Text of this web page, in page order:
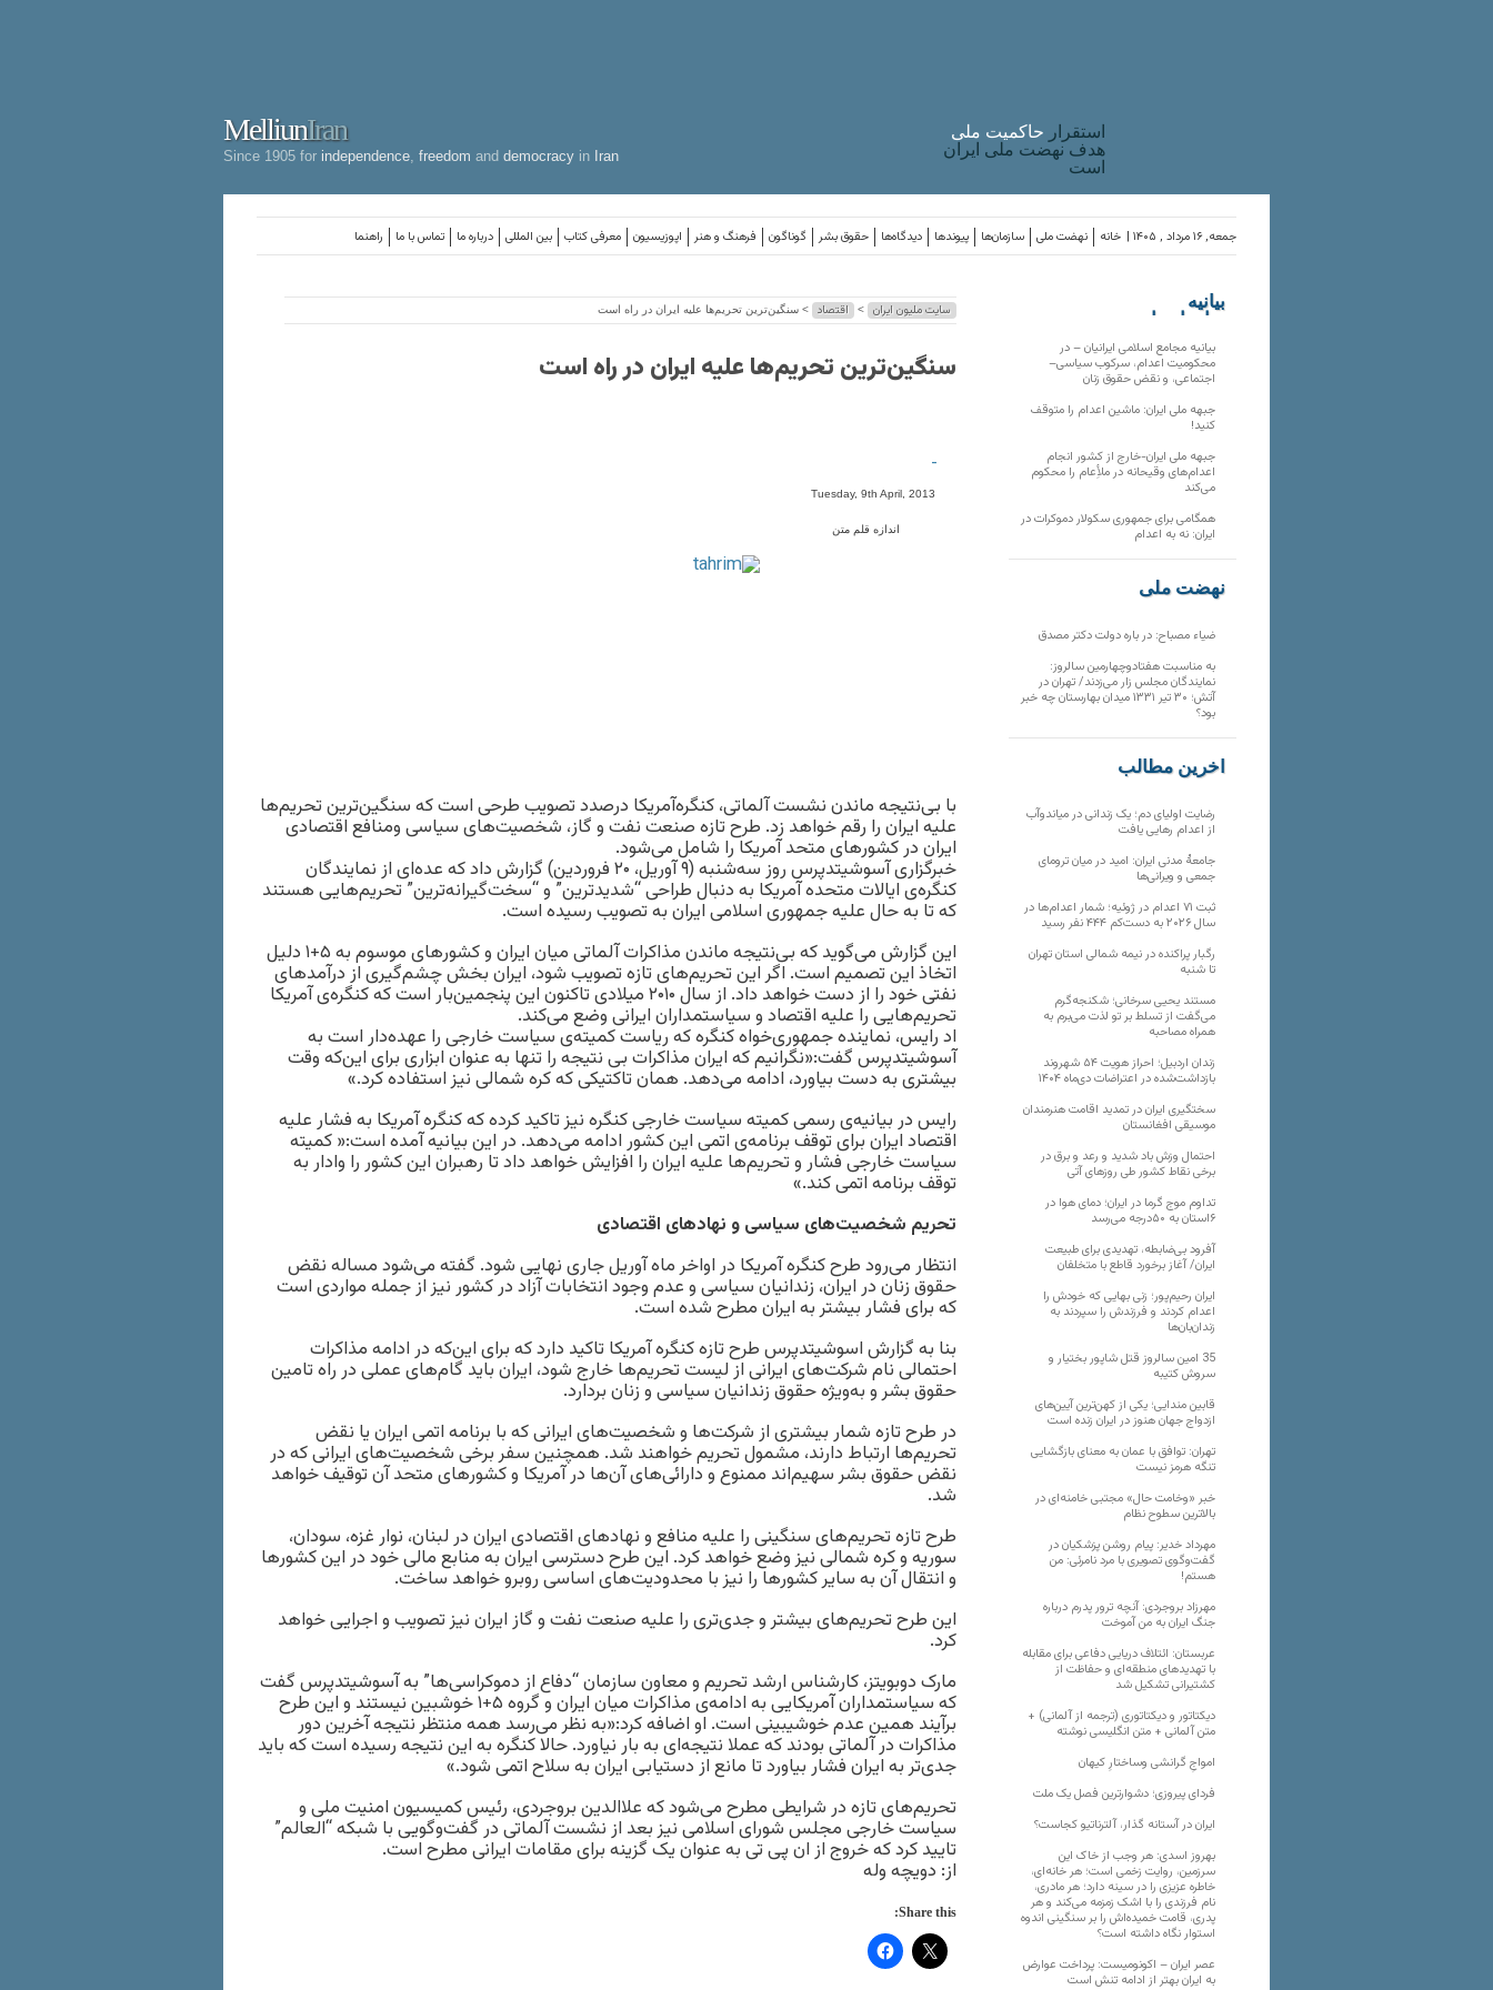
MelliunIran
Since 1905 for independence freedom and democracy in Iran
استقرار حاکميت ملی
هدف نهضت ملی ایران
است
راهنما تماس با ما درباره ما بین المللی معرفی کتاب اپوزیسیون فرهنگ و هنر گوناگون حقوق بشر دیدگاه‌ها پیوندها سازمان‌ها نهضت ملی خانه جمعه, ۱۶ مرداد , ۱۴۰۵ |
سایت ملیون ایران > اقتصاد > سنگین‌ترین تحریم‌ها علیه ایران در راه است
سنگین‌ترین تحریم‌ها علیه ایران در راه است
-
Tuesday, 9th April, 2013
اندازه قلم متن
با بی‌نتیجه ماندن نشست آلماتی، کنگره‌آمریکا درصدد تصویب طرحی است که سنگین‌ترین تحریم‌ها
علیه ایران را رقم خواهد زد. طرح تازه صنعت نفت و گاز، شخصیت‌های سیاسی ومنافع اقتصادی
ایران در کشورهای متحد آمریکا را شامل می‌شود.
خبرگزاری آسوشیتدپرس روز سه‌شنبه (۹ آوریل، ۲۰ فروردین) گزارش داد که عده‌ای از نمایندگان
کنگره‌ی ایالات متحده آمریکا به دنبال طراحی “شدیدترین” و “سخت‌گیرانه‌ترین” تحریم‌هایی هستند
که تا به حال علیه جمهوری اسلامی ایران به تصویب رسیده است.
این گزارش می‌گوید که بی‌نتیجه ماندن مذاکرات آلماتی میان ایران و کشورهای موسوم به ۵+۱ دلیل
اتخاذ این تصمیم است. اگر این تحریم‌های تازه تصویب شود، ایران بخش چشم‌گیری از درآمدهای
نفتی خود را از دست خواهد داد. از سال ۲۰۱۰ میلادی تاکنون این پنجمین‌بار است که کنگره‌ی آمریکا
تحریم‌هایی را علیه اقتصاد و سیاستمداران ایرانی وضع می‌کند.
اد رایس، نماینده جمهوری‌خواه کنگره که ریاست کمیته‌ی سیاست خارجی را عهده‌دار است به
آسوشیتدپرس گفت:«نگرانیم که ایران مذاکرات بی نتیجه‌ را تنها به عنوان ابزاری برای این‌که وقت
بیشتری به دست بیاورد، ادامه می‌دهد. همان تاکتیکی که کره شمالی نیز استفاده کرد.»
رایس در بیانیه‌ی رسمی کمیته سیاست خارجی کنگره نیز تاکید کرده که کنگره آمریکا به فشار علیه
اقتصاد ایران برای توقف برنامه‌ی اتمی این کشور ادامه می‌دهد. در این بیانیه آمده است:« کمیته
سیاست خارجی فشار و تحریم‌ها علیه ایران را افزایش خواهد داد تا رهبران این کشور را وادار به
توقف برنامه اتمی کند.»
تحریم شخصیت‌های سیاسی و نهادهای اقتصادی
انتظار می‌رود طرح کنگره آمریکا در اواخر ماه آوریل جاری نهایی شود. گفته می‌شود مساله نقض
حقوق زنان در ایران، زندانیان سیاسی و عدم وجود انتخابات آزاد در کشور نیز از جمله مواردی است
که برای فشار بیشتر به ایران مطرح شده است.
بنا به گزارش اسوشیتدپرس طرح تازه کنگره آمریکا تاکید دارد که برای این‌که در ادامه مذاکرات
احتمالی نام شرکت‌های ایرانی از لیست تحریم‌ها خارج شود، ایران باید گام‌های عملی در راه تامین
حقوق بشر و به‌ویژه حقوق زندانیان سیاسی و زنان بردارد.
در طرح تازه شمار بیشتری از شرکت‌ها و شخصیت‌های ایرانی که با برنامه اتمی ایران یا نقض
تحریم‌ها ارتباط دارند، مشمول تحریم خواهند شد. همچنین سفر برخی شخصیت‌های ایرانی که در
نقض حقوق بشر سهیم‌اند ممنوع و دارائی‌های آن‌ها در آمریکا و کشورهای متحد آن توقیف خواهد
شد.
طرح تازه تحریم‌های سنگینی را علیه منافع و نهادهای اقتصادی ایران در لبنان، نوار غزه، سودان،
سوریه و کره شمالی نیز وضع خواهد کرد. این طرح دسترسی ایران به منابع مالی خود در این کشورها
و انتقال آن به سایر کشورها را نیز با محدودیت‌های اساسی روبرو خواهد ساخت.
این طرح تحریم‌های بیشتر و جدی‌تری را علیه صنعت نفت و گاز ایران نیز تصویب و اجرایی خواهد
کرد.
مارک دوبویتز، کارشناس ارشد تحریم و معاون سازمان “دفاع از دموکراسی‌ها” به آسوشیتدپرس گفت
که سیاستمداران آمریکایی به ادامه‌ی مذاکرات میان ایران و گروه ۵+۱ خوشبین نیستند و این طرح
برآیند همین عدم خوشیبینی است. او اضافه کرد:«به نظر می‌رسد همه منتظر نتیجه آخرین دور
مذاکرات در آلماتی بودند که عملا نتیجه‌ای به بار نیاورد. حالا کنگره به این نتیجه رسیده است که باید
جدی‌تر به ایران فشار بیاورد تا مانع از دستیابی ایران به سلاح اتمی شود.»
تحریم‌های تازه در شرایطی مطرح می‌شود که علاالدین بروجردی، رئیس کمیسیون امنیت ملی و
سیاست خارجی مجلس شورای اسلامی نیز بعد از نشست آلماتی در گفت‌وگویی با شبکه “العالم”
تایید کرد که خروج از ان پی تی به عنوان یک گزینه برای مقامات ایرانی مطرح است.
از: دويچه وله
Share this:
بیانیه
سازمان‌های
بیانیه مجامع اسلامی ایرانیان – در
محکومیت اعدام، سرکوب سیاسی–
اجتماعی، و نقض حقوق زنان
جبهه ملی ایران: ماشین اعدام را متوقف
کنید!
جبهه ملی ایران-خارج از کشور انجام
اعدام‌های وقیحانه در ملأِعام را محکوم
می‌کند
همگامی برای جمهوری سکولار دموکرات در
ایران: نه به اعدام
نهضت ملی
ضیاء مصباح: در باره دولت دکتر مصدق
به مناسبت هفتادوچهارمین سالروز:
نمایندگان مجلس زار می‌زدند/ تهران در
آتش؛ ۳۰ تیر ۱۳۳۱ میدان بهارستان چه خبر
بود؟
آخرین مطالب
رضایت اولیای دم؛ یک زندانی در میاندوآب
از اعدام رهایی یافت
جامعهٔ مدنی ایران: امید در میان ترومای
جمعی و ویرانی‌ها
ثبت ۷۱ اعدام در ژوئیه؛ شمار اعدام‌ها در
سال ۲۰۲۶ به دست‌کم ۴۴۴ نفر رسید
رگبار پراکنده در نیمه شمالی استان تهران
تا شنبه
مستند یحیی سرخانی؛ شکنجه‌گرم
می‌گفت از تسلط بر تو لذت می‌برم به
همراه مصاحبه
زندان اردبیل؛ احراز هویت ۵۴ شهروند
بازداشت‌شده در اعتراضات دی‌ماه ۱۴۰۴
سختگیری ایران در تمدید اقامت هنرمندان
موسیقی افغانستان
احتمال وزش باد شدید و رعد و برق در
برخی نقاط کشور طی روزهای آتی
تداوم موج گرما در ایران؛ دمای هوا در
۶استان به ۵۰درجه می‌رسد
آفرود بی‌ضابطه، تهدیدی برای طبیعت
ایران/ آغاز برخورد قاطع با متخلفان
ایران رحیم‌پور؛ زنی بهایی که خودش را
اعدام کردند و فرزندش را سپردند به
زندان‌بان‌ها
35 امین سالروز قتل شاپور بختیار و
سروش کتیبه
قابین مندایی؛ یکی از کهن‌ترین آیین‌های
ازدواج جهان هنوز در ایران زنده است
تهران: توافق با عمان به معنای بازگشایی
تنگه هرمز نیست
خبر «وخامت حال» مجتبی خامنه‌ای در
بالاترین سطوح نظام
مهرداد خدیر: پیام روشن پزشکیان در
گفت‌و‌گوی تصویری با مرد نامرئی: من
هستم!
مهرزاد بروجردی: آنچه ترور پدرم درباره
جنگ ایران به من آموخت
عربستان: ائتلاف دریایی دفاعی برای مقابله
با تهدیدهای منطقه‌ای و حفاظت از
کشتیرانی تشکیل شد
دیکتاتور و دیکتاتوری (ترجمه از آلمانی) +
متن آلمانی + متن انگلیسی نوشته
‌امواجِ گرانشی وساختارِ کیهان
فردای پیروزی؛ دشوارترین فصل یک ملت
ایران در آستانه گذار، آلترناتیو کجاست؟
بهروز اسدی: هر وجب از خاک‌ این
سرزمین، روایت زخمی است؛ هر خانه‌ای،
خاطره عزیزی را در سینه دارد؛ هر مادری،
نام فرزندی را با اشک زمزمه می‌کند و هر
پدری، قامت خمیده‌اش را بر سنگینی اندوه
استوار نگاه داشته است؟
عصر ایران – اکونومیست: پرداخت عوارض
به ایران بهتر از ادامه تنش است